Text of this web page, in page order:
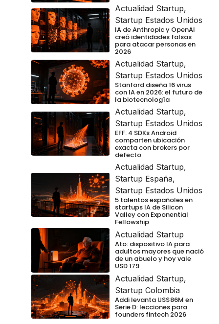
Actualidad Startup,
Startup Estados Unidos
IA de Anthropic y OpenAI
creó identidades falsas
para atacar personas en
2026
Actualidad Startup,
Startup Estados Unidos
Stanford diseña 16 virus
con IA en 2026: el futuro de
la biotecnología
Actualidad Startup,
Startup Estados Unidos
EFF: 4 SDKs Android
comparten ubicación
exacta con brokers por
defecto
Actualidad Startup,
Startup España,
Startup Estados Unidos
5 talentos españoles en
startups IA de Silicon
Valley con Exponential
Fellowship
Actualidad Startup
Ato: dispositivo IA para
adultos mayores que nació
de un abuelo y hoy vale
USD 179
Actualidad Startup,
Startup Colombia
Addi levanta US$86M en
Serie D: lecciones para
founders fintech 2026